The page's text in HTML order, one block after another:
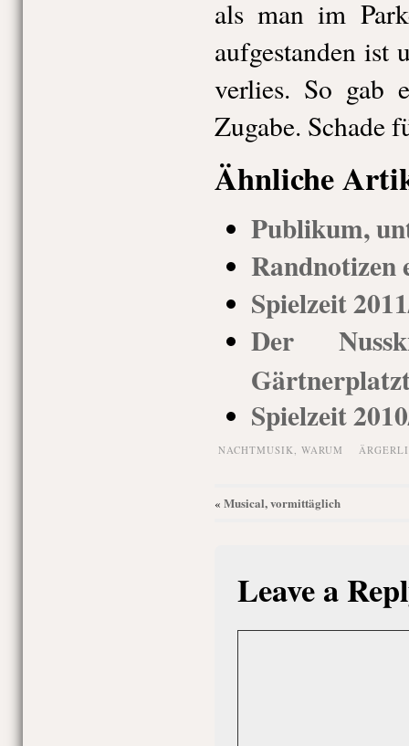
als man im
aufgestanden ist
verlies. So gab
Zugabe. Schade
Ähnliche
Publikum,
Randnotizen
Spielzeit
Der
Spielzeit
NACHTMUSIK, WARUM
« Musical, vormittäglich
Leave a